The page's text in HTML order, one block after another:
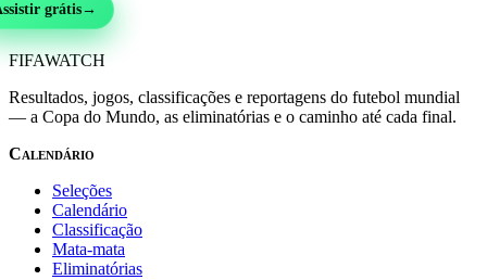
grátis→
FIFAWATCH
Resultados, jogos, classificações e reportagens do futebol mundial
— a Copa do Mundo, as eliminatórias e o caminho até cada final.
Calendário
Seleções
Calendário
Classificação
Mata-mata
Eliminatórias